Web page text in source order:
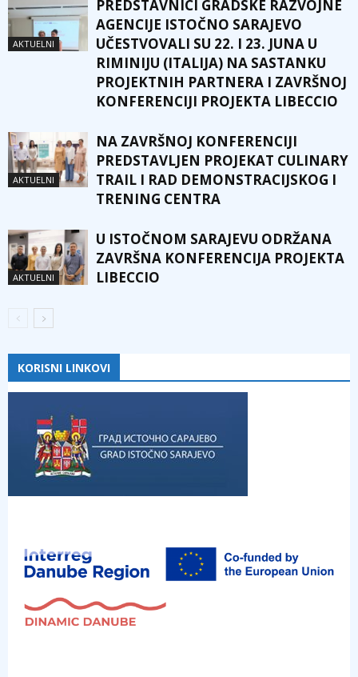
AKTUELNI
PREDSTAVNICI GRADSKE RAZVOJNE
AGENCIJE ISTOČNO SARAJEVO
UČESTVOVALI SU 22. I 23. JUNA U
RIMINIJU (ITALIJA) NA SASTANKU
PROJEKTNIH PARTNERA I ZAVRŠNOJ
KONFERENCIJI PROJEKTA LIBECCIO
AKTUELNI
NA ZAVRŠNOJ KONFERENCIJI
PREDSTAVLJEN PROJEKAT CULINARY
TRAIL I RAD DEMONSTRACIJSKOG I
TRENING CENTRA
AKTUELNI
U ISTOČNOM SARAJEVU ODRŽANA
ZAVRŠNA KONFERENCIJA PROJEKTA
LIBECCIO
KORISNI LINKOVI